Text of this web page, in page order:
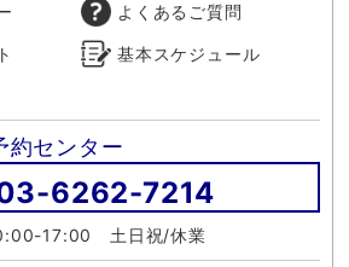
よくあるご質問
基本スケジュール
約センター
6262-7214
17:00 土日祝/休業